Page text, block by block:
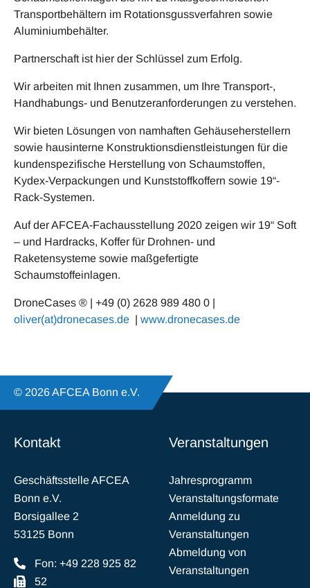
Transportbehältern im Rotationsgussverfahren sowie
Aluminiumbehälter.
Partnerschaft ist hier der Schlüssel zum Erfolg.
Wir arbeiten mit Ihnen zusammen, um Ihre Transport-,
Handhabungs- und Benutzeranforderungen zu verstehen.
Wir bieten Lösungen von namhaften Gehäuseherstellern
sowie hausinterne Konstruktionsdienstleistungen für die
kundenspezifische Herstellung von Schaumstoffen,
Kydex-Verpackungen und Kunststoffkoffern sowie 19“-
Rack-Systemen.
Auf der AFCEA-Fachausstellung 2020 zeigen wir 19“ Soft
– und Hardracks, Koffer für Drohnen- und
Raketensysteme sowie maßgefertigte
Schaumstoffeinlagen.
DroneCases ® | +49 (0) 2628 989 480 0 |
oliver(at)dronecases.de | www.dronecases.de
© 2026 AFCEA Bonn e.V.
Kontakt
Geschäftsstelle AFCEA
Bonn e.V.
Borsigallee 2
53125 Bonn
Fon: +49 228 925 82
52
Veranstaltungen
Jahresprogramm
Veranstaltungsformate
Anmeldung zu
Veranstaltungen
Abmeldung von
Veranstaltungen